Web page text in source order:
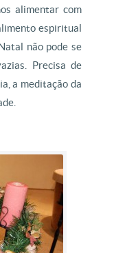
alimentar com
espiritual
não pode se
Precisa de
a meditação da